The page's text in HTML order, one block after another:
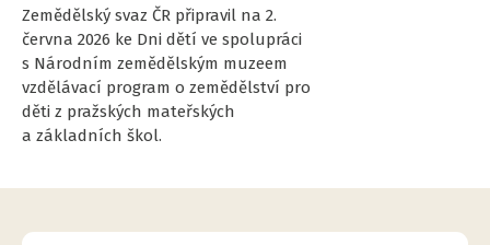
Zemědělský svaz ČR připravil na 2.
června 2026 ke Dni dětí ve spolupráci
s Národním zemědělským muzeem
vzdělávací program o zemědělství pro
děti z pražských mateřských
a základních škol.